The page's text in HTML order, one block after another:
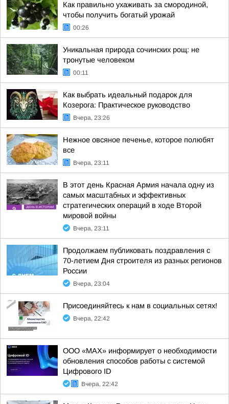
Как правильно ухаживать за смородиной,
чтобы получить богатый урожай
00:26
Уникальная природа сочинских рощ: не
тронутые человеком
00:11
Как выбрать идеальный подарок для
Козерога: Практическое руководство
Вчера, 23:26
Нежное овсяное печенье, которое полюбят
все
Вчера, 23:11
В этот день Красная Армия начала одну из
самых масштабных и эффективных
стратегических операций в ходе Второй
мировой войны
Вчера, 23:11
Продолжаем публиковать поздравления с
70-летием Дня строителя из разных регионов
России
Вчера, 23:04
Присоединяйтесь к нам в социальных сетях!
Вчера, 22:42
ООО «МАХ» информирует о необходимости
обновления способов работы с системой
Цифрового ID
Вчера, 22:42